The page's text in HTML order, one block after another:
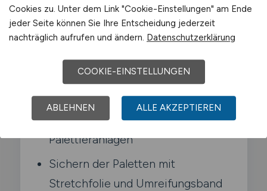
Typische Aufgaben in Meckenheim
Stapeln von Kartons und Gebinden
nach Packschema
Bedienen halbautomatischer
Palettieranlagen
Sichern der Paletten mit
Stretchfolie und Umreifungsband
Cookies zu. Unter dem Link "Cookie-Einstellungen" am Ende
jeder Seite können Sie Ihre Entscheidung jederzeit
nachträglich aufrufen und ändern. Datenschutzerklärung
COOKIE-EINSTELLUNGEN
ABLEHNEN ALLE AKZEPTIEREN